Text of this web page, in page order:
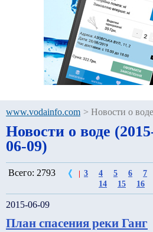
www.vodainfo.com > Новости о воде
Новости о воде
06-09)
Всего: 2793 3 4 5 6 7
14
15 16
2015-06-09
План спасения реки Ганг